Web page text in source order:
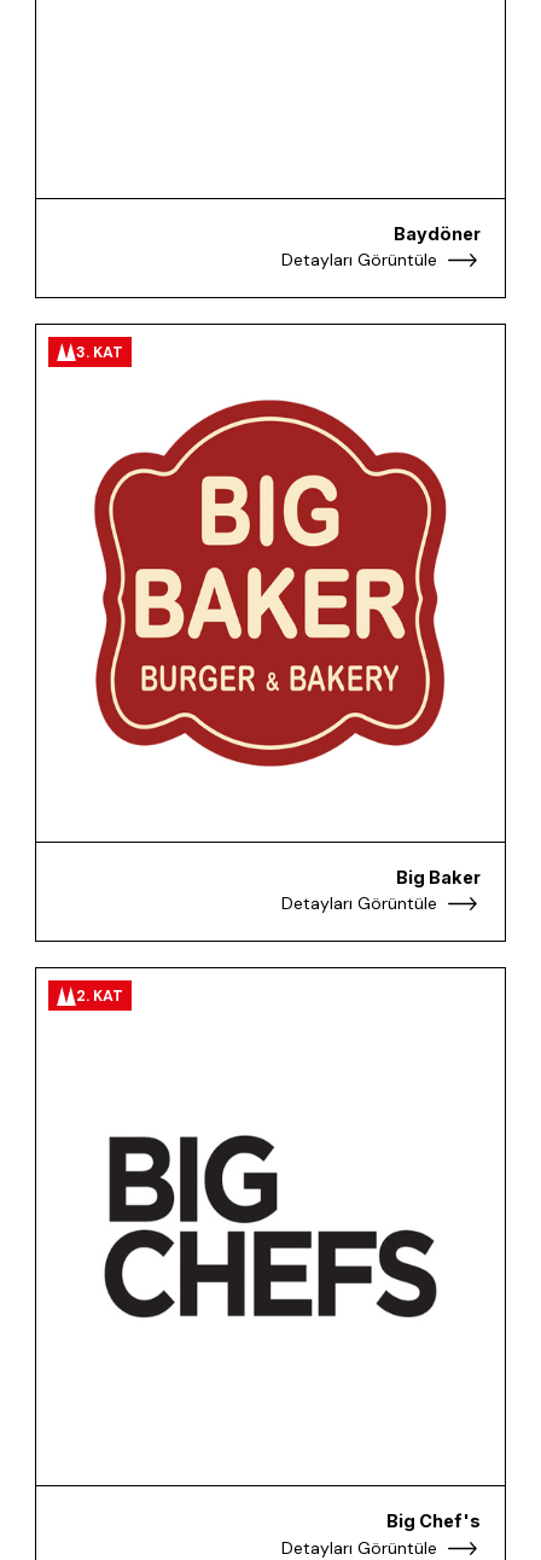
Baydöner
Detayları Görüntüle
3. KAT
Big Baker
Detayları Görüntüle
2. KAT
Big Chef's
Detayları Görüntüle